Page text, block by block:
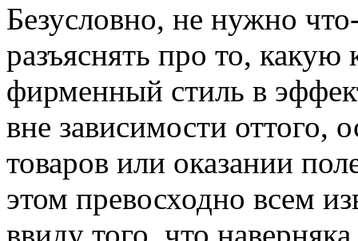
Безусловно, не нужно
разъяснять про то, какую
фирменный стиль в
вне зависимости оттого,
товаров или оказании
этом превосходно всем
ввиду того, что